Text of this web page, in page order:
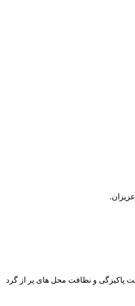
پاکیزگی و نظافت محل های پر از گرد